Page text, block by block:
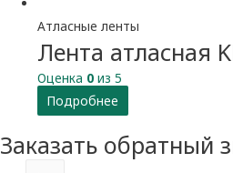
Атласные ленты
Лента атласная
Оценка 0 из 5
Подробнее
Заказать обратный